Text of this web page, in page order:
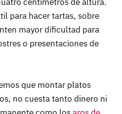
para hacer tartas, sobre
mayor dificultad para
o presentaciones de
que montar platos
no cuesta tanto dinero ni